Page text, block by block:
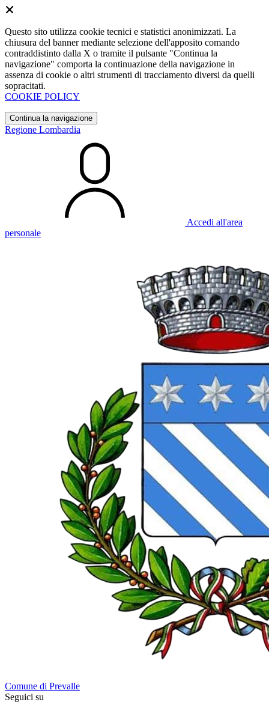
Questo sito utilizza cookie tecnici e statistici anonimizzati. La
chiusura del banner mediante selezione dell'apposito comando
contraddistinto dalla X o tramite il pulsante "Continua la
navigazione" comporta la continuazione della navigazione in
assenza di cookie o altri strumenti di tracciamento diversi da quelli
sopracitati.
COOKIE POLICY
Continua la navigazione
Regione Lombardia
Accedi all'area
personale
Comune di Prevalle
Seguici su